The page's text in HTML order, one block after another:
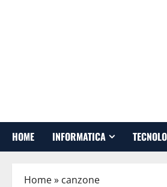
HOME INFORMATICA
Home» canzone